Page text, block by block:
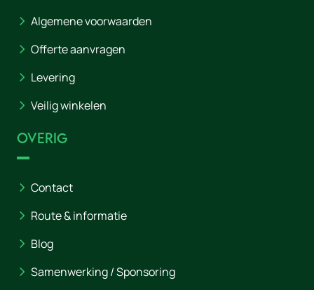
Algemene voorwaarden
Offerte aanvragen
Levering
Veilig winkelen
Overig
Contact
Route & informatie
Blog
Samenwerking / Sponsoring